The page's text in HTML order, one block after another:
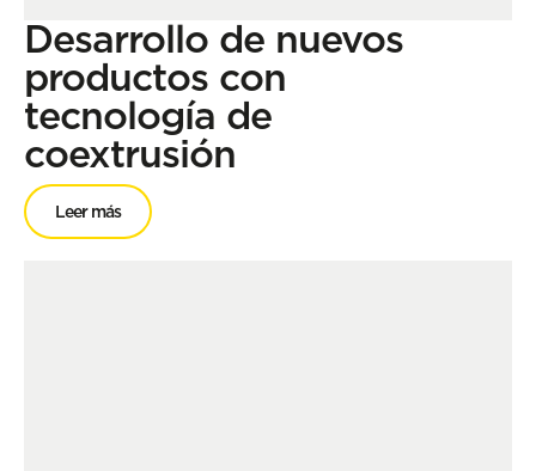
Desarrollo de nuevos
productos con
tecnología de
coextrusión
Leer más